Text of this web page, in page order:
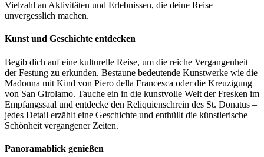
Vielzahl an Aktivitäten und Erlebnissen, die deine Reise
unvergesslich machen.
Kunst und Geschichte entdecken
Begib dich auf eine kulturelle Reise, um die reiche Vergangenheit
der Festung zu erkunden. Bestaune bedeutende Kunstwerke wie die
Madonna mit Kind von Piero della Francesca oder die Kreuzigung
von San Girolamo. Tauche ein in die kunstvolle Welt der Fresken im
Empfangssaal und entdecke den Reliquienschrein des St. Donatus –
jedes Detail erzählt eine Geschichte und enthüllt die künstlerische
Schönheit vergangener Zeiten.
Panoramablick genießen